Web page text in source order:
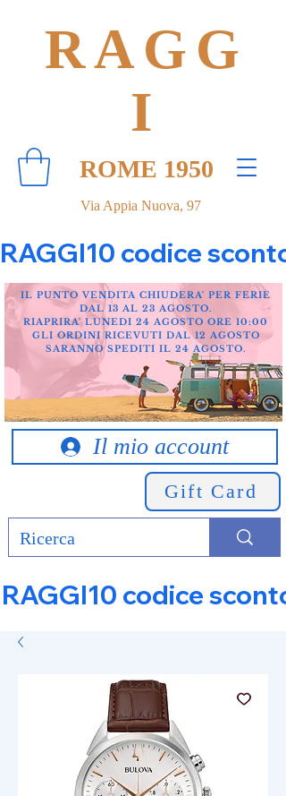
Via Appia Nuova, 97
RAGG
I
ROME 1950
RAGGI10 codice
Il mio account
Gift Card
IL PUNTO VENDITA CHIUDERA' PER FERIE
DAL 13 AL 23 AGOSTO.
RIAPRIRA' LUNEDI 24 AGOSTO ORE 10:00
GLI ORDINI RICEVUTI DAL 12 AGOSTO
SARANNO SPEDITI IL 24 AGOSTO.
RAGGI10 codice